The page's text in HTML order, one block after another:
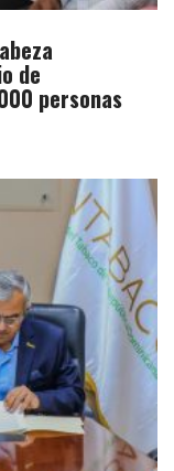
de
personas